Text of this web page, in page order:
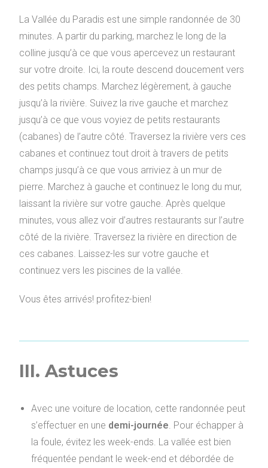
La Vallée du Paradis est une simple randonnée de 30
minutes. A partir du parking, marchez le long de la
colline jusqu’à ce que vous apercevez un restaurant
sur votre droite. Ici, la route descend doucement vers
des petits champs. Marchez légèrement, à gauche
jusqu’à la rivière. Suivez la rive gauche et marchez
jusqu’à ce que vous voyiez de petits restaurants
(cabanes) de l’autre côté. Traversez la rivière vers ces
cabanes et continuez tout droit à travers de petits
champs jusqu’à ce que vous arriviez à un mur de
pierre. Marchez à gauche et continuez le long du mur,
laissant la rivière sur votre gauche. Après quelque
minutes, vous allez voir d’autres restaurants sur l’autre
côté de la rivière. Traversez la rivière en direction de
ces cabanes. Laissez-les sur votre gauche et
continuez vers les piscines de la vallée.
Vous êtes arrivés! profitez-bien!
III. Astuces
Avec une voiture de location, cette randonnée peut
s’effectuer en une demi-journée. Pour échapper à
la foule, évitez les week-ends. La vallée est bien
fréquentée pendant le week-end et débordée de